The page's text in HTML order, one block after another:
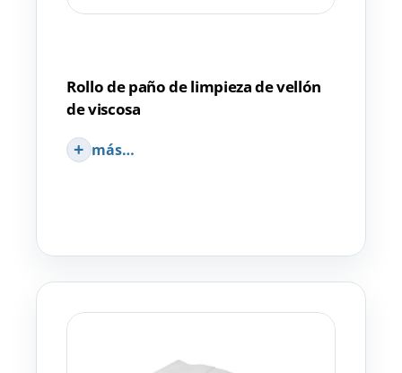
Rollo de paño de limpieza de vellón
de viscosa
más…